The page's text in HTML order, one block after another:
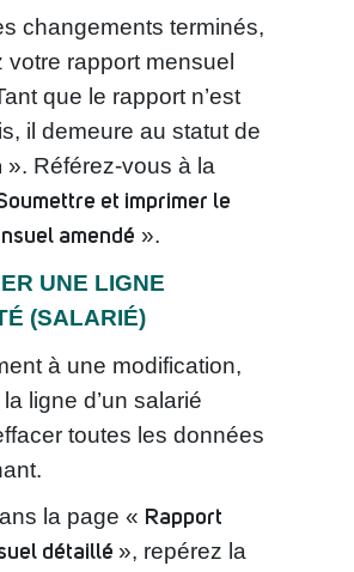
changements terminés,
votre rapport mensuel
que le rapport n’est
il demeure au statut de
». Référez-vous à la
et imprimer le
amendé ».
UNE LIGNE
(SALARIÉ)
à une modification,
ligne d’un salarié
toutes les données
la page « Rapport
détaillé », repérez la